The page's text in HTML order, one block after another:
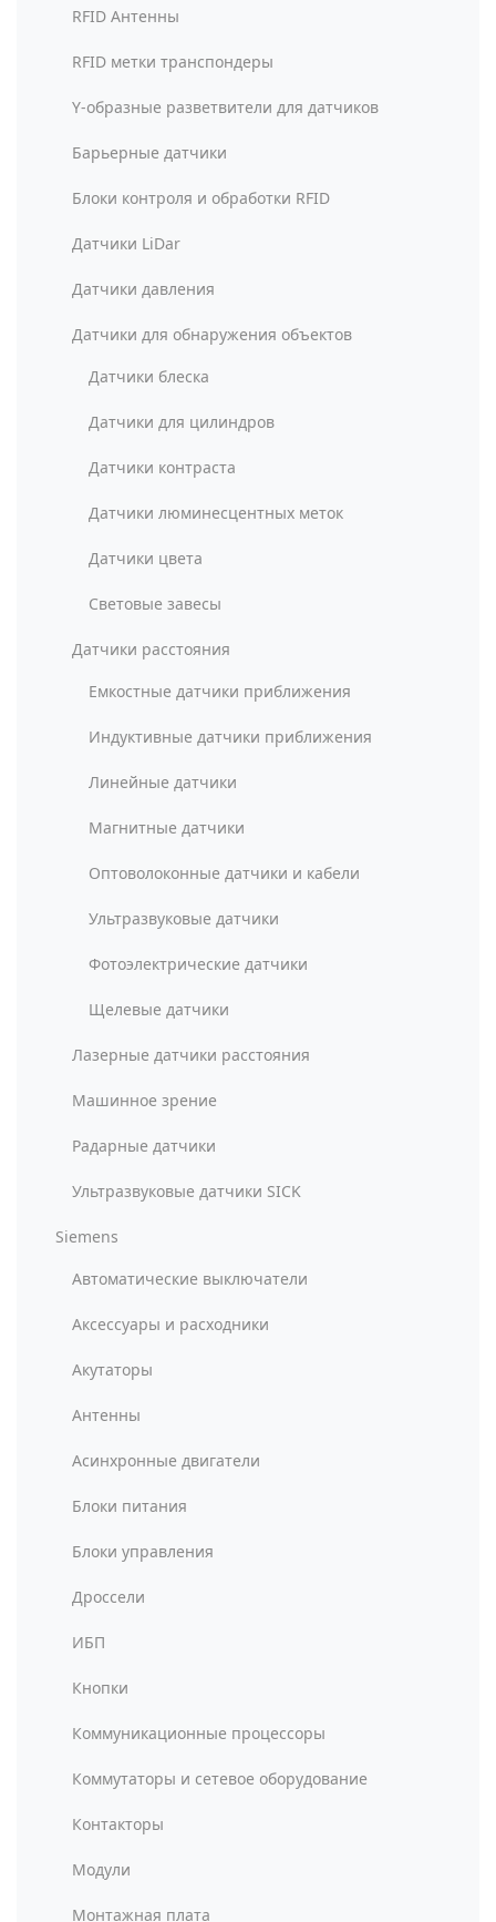
RFID Антенны
RFID метки транспондеры
Y-образные разветвители для датчиков
Барьерные датчики
Блоки контроля и обработки RFID
Датчики LiDar
Датчики давления
Датчики для обнаружения объектов
Датчики блеска
Датчики для цилиндров
Датчики контраста
Датчики люминесцентных меток
Датчики цвета
Световые завесы
Датчики расстояния
Емкостные датчики приближения
Индуктивные датчики приближения
Линейные датчики
Магнитные датчики
Оптоволоконные датчики и кабели
Ультразвуковые датчики
Фотоэлектрические датчики
Щелевые датчики
Лазерные датчики расстояния
Машинное зрение
Радарные датчики
Ультразвуковые датчики SICK
Siemens
Автоматические выключатели
Аксессуары и расходники
Акутаторы
Антенны
Асинхронные двигатели
Блоки питания
Блоки управления
Дроссели
ИБП
Кнопки
Коммуникационные процессоры
Коммутаторы и сетевое оборудование
Контакторы
Модули
Монтажная плата